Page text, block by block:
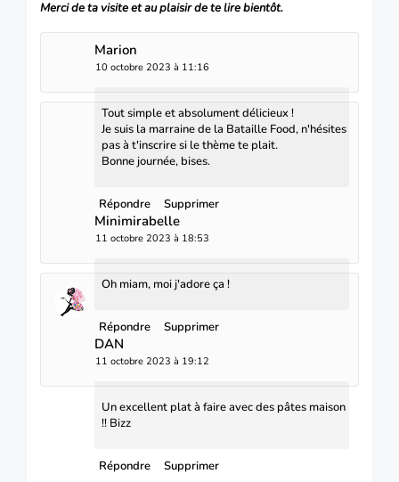
Merci de ta visite et au plaisir de te lire bientôt.
Marion
10 octobre 2023 à 11:16
Tout simple et absolument délicieux !
Je suis la marraine de la Bataille Food, n'hésites
pas à t'inscrire si le thème te plait.
Bonne journée, bises.
Répondre Supprimer
Minimirabelle
11 octobre 2023 à 18:53
Oh miam, moi j'adore ça !
Répondre Supprimer
DAN
11 octobre 2023 à 19:12
Un excellent plat à faire avec des pâtes maison
!! Bizz
Répondre Supprimer